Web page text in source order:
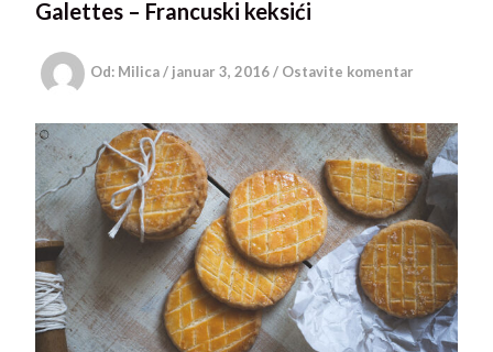
Galettes – Francuski keksići
Od: Milica/ januar 3, 2016/ Ostavite komentar